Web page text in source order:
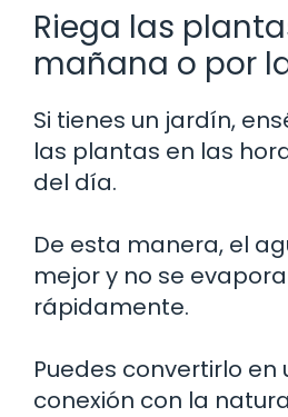
Riega las
mañana o por
Si tienes un jardín,
las plantas en las
del día.
De esta manera, el
mejor y no se
rápidamente.
Puedes convertirlo
conexión con la